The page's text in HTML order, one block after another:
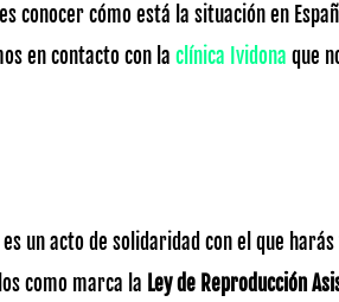
conocer cómo está la situación en
en contacto con la clínica Ividona que
un acto de solidaridad con el que
como marca la Ley de Reproducción